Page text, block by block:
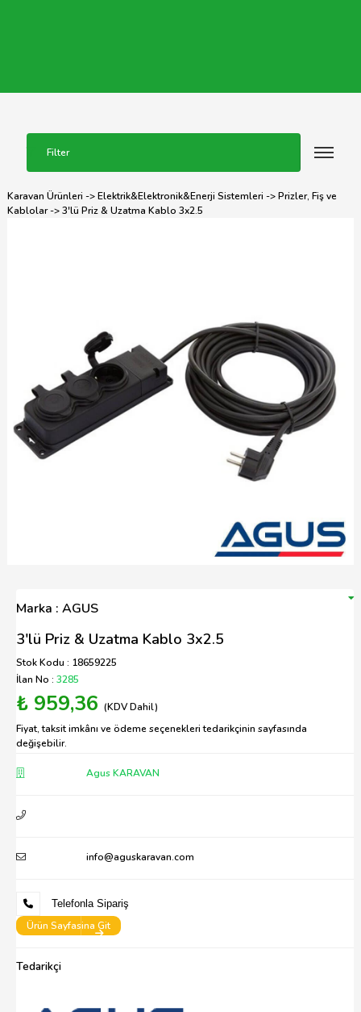
Filter
Karavan Ürünleri ->Elektrik&Elektronik&Enerji Sistemleri ->Prizler, Fiş ve
Kablolar-> 3'lü Priz & Uzatma Kablo 3x2.5
Marka : AGUS
3'lü Priz & Uzatma Kablo 3x2.5
Stok Kodu : 18659225
İlan No : 3285
₺ 959,36 (KDV Dahil)
Fiyat, taksit imkânı ve ödeme seçenekleri tedarikçinin sayfasında
değişebilir.
Agus KARAVAN
info@aguskaravan.com
Telefonla Sipariş
Ürün Sayfasina Git
Tedarikçi